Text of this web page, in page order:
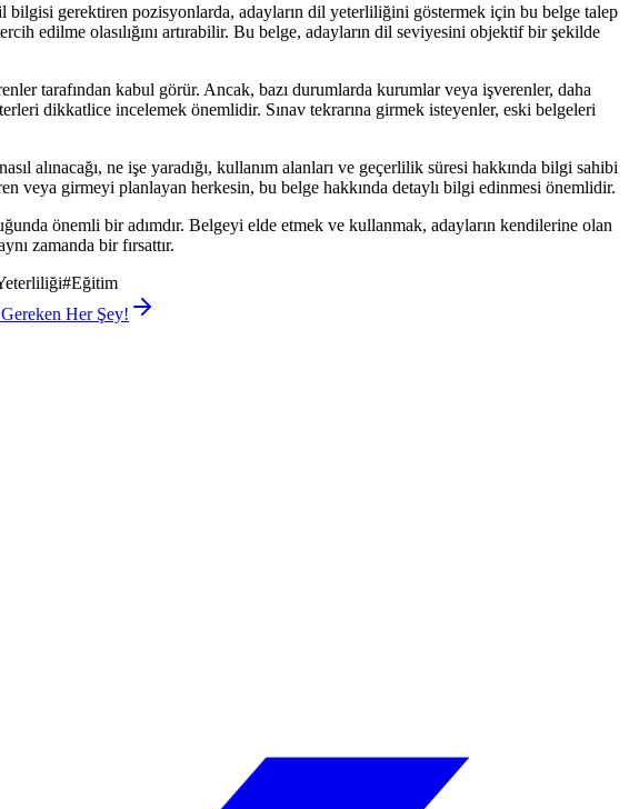
bilgisi gerektiren pozisyonlarda, adayların dil yeterliliğini göstermek için bu belge talep
edilme olasılığını artırabilir. Bu belge, adayların dil seviyesini objektif bir şekilde
tarafından kabul görür. Ancak, bazı durumlarda kurumlar veya işverenler, daha
dikkatlice incelemek önemlidir. Sınav tekrarına girmek isteyenler, eski belgeleri
ne işe yaradığı, kullanım alanları ve geçerlilik süresi hakkında bilgi sahibi
veya girmeyi planlayan herkesin, bu belge hakkında detaylı bilgi edinmesi önemlidir.
önemli bir adımdır. Belgeyi elde etmek ve kullanmak, adayların kendilerine olan
zamanda bir fırsattır.
#Eğitim
Her Şey!